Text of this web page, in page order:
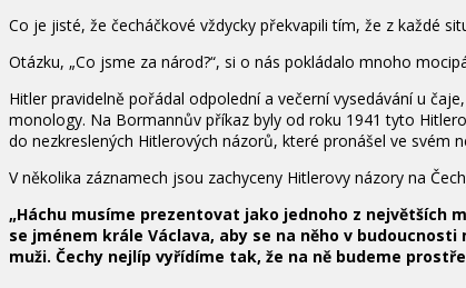
Co je jisté, že čecháčkové vždycky překvapili tím, že z každé
Otázku, „Co jsme za národ?“, si o nás pokládalo mnoho
Hitler pravidelně pořádal odpolední a večerní vysedávání u
monology. Na Bormannův příkaz byly od roku 1941 tyto
do nezkreslených Hitlerových názorů, které pronášel ve svém
V několika záznamech jsou zachyceny Hitlerovy názory na
„Háchu musíme prezentovat jako jednoho z největších
se jménem krále Václava, aby se na něho v
muži. Čechy nejlíp vyřídíme tak, že na ně budeme